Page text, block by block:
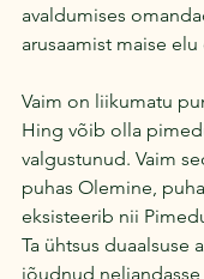
avaldumises
arusaamist maise elu
Vaim on liikumatu
Hing võib olla
valgustunud. Vaim
puhas Olemine,
eksisteerib nii
Ta ühtsus duaalsuse
jõudnud